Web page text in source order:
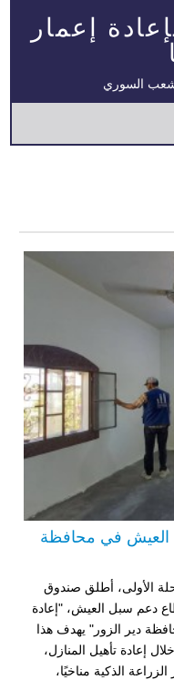
إعمار
السوري
العيش في محافظة
الأولى، أطلق صندوق
دعم سبل العيش، "إعادة
دير الزور" يهدف هذا
إعادة تأهيل المنازل،
الذكية مناخيًا،
جسر الشغور – المرحلة
الزور – المرحلة
دير الزور: إعادة تأهيل
عاجل في محافظة دير الزور
في حلب - المرحلة